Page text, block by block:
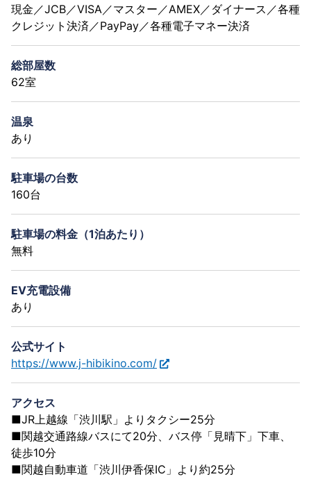
現金／JCB／VISA／マスター／AMEX／ダイナース／各種
クレジット決済／PayPay／各種電子マネー決済
総部屋数
62室
温泉
あり
駐車場の台数
160台
駐車場の料金（1泊あたり）
無料
EV充電設備
あり
公式サイト
https://www.j-hibikino.com/
アクセス
■JR上越線「渋川駅」よりタクシー25分
■関越交通路線バスにて20分、バス停「見晴下」下車、
徒歩10分
■関越自動車道「渋川伊香保IC」より約25分